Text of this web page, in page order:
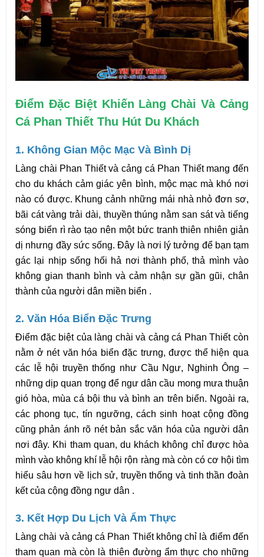
Điểm Đặc Biệt Khiến Làng Chài Và Cảng
Cá Phan Thiết Thu Hút Du Khách
1. Không Gian Mộc Mạc Và Bình Dị
Làng chài Phan Thiết và cảng cá Phan Thiết mang đến
cho du khách cảm giác yên bình, mộc mạc mà khó nơi
nào có được. Khung cảnh những mái nhà nhỏ đơn sơ,
bãi cát vàng trải dài, thuyền thúng nằm san sát và tiếng
sóng biển rì rào tạo nên một bức tranh thiên nhiên giản
dị nhưng đầy sức sống. Đây là nơi lý tưởng để bạn tạm
gác lại nhịp sống hối hả nơi thành phố, thả mình vào
không gian thanh bình và cảm nhận sự gần gũi, chân
thành của người dân miền biển .
2. Văn Hóa Biển Đặc Trưng
Điểm đặc biệt của làng chài và cảng cá Phan Thiết còn
nằm ở nét văn hóa biển đặc trưng, được thể hiện qua
các lễ hội truyền thống như Cầu Ngư, Nghinh Ông –
những dịp quan trọng để ngư dân cầu mong mưa thuận
gió hòa, mùa cá bội thu và bình an trên biển. Ngoài ra,
các phong tục, tín ngưỡng, cách sinh hoạt cộng đồng
cũng phản ánh rõ nét bản sắc văn hóa của người dân
nơi đây. Khi tham quan, du khách không chỉ được hòa
mình vào không khí lễ hội rộn ràng mà còn có cơ hội tìm
hiểu sâu hơn về lịch sử, truyền thống và tinh thần đoàn
kết của cộng đồng ngư dân .
3. Kết Hợp Du Lịch Và Ẩm Thực
Làng chài và cảng cá Phan Thiết không chỉ là điểm đến
tham quan mà còn là thiên đường ẩm thực cho những